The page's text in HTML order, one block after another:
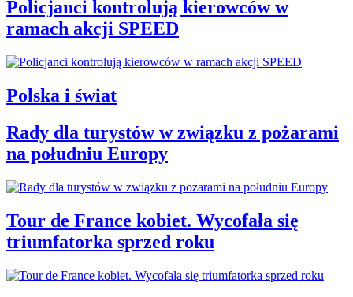
Policjanci kontrolują kierowców w
ramach akcji SPEED
Polska i świat
Rady dla turystów w związku z pożarami
na południu Europy
Tour de France kobiet. Wycofała się
triumfatorka sprzed roku